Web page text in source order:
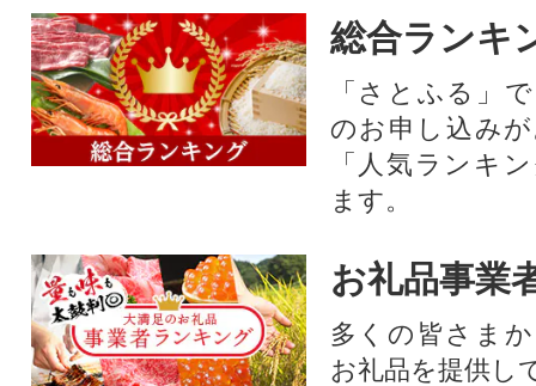
総合ランキ
「さとふる」
のお申し込み
「人気ランキ
ます。
お礼品事業
多くの皆さま
お礼品を提供し